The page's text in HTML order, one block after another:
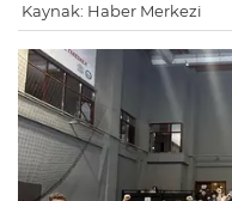
Kaynak: Haber Merkezi